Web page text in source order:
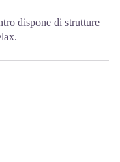
dispone di strutture